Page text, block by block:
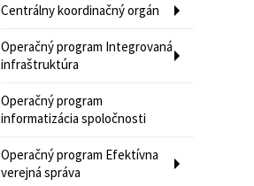
Centrálny koordinačný orgán
Operačný program Integrovaná
infraštruktúra
Operačný program
informatizácia spoločnosti
Operačný program Efektívna
verejná správa